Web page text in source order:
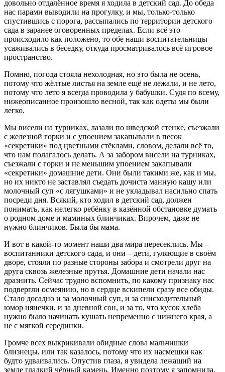
довольно отдалённое время я ходила в детский сад. До обеда
нас парами выводили на прогулку, и мы, только-только
спустившись с порога, рассыпались по территории детского
сада в заранее оговоренных пределах. Если всё это
происходило как положено, то обе наши воспитательницы
усаживались в беседку, откуда просматривалось всё игровое
пространство.
Помню, погода стояла нехолодная, но это была не осень,
потому что жёлтые листья на земле ещё не лежали, и не лето,
потому что лето я всегда проводила у бабушки. Судя по всему,
нижеописанное произошло весной, так как одеты мы были
легко.
Мы висели на турниках, лазали по шведской стенке, съезжали
с железной горки и с упоением закапывали в песок
«секретики» под цветными стёклами, словом, делали всё то,
что нам полагалось делать. А за забором висели на турниках,
съезжали с горки и не меньшим упоением закапывали
«секретики» домашние дети. Они были такими же, как и мы,
но их никто не заставлял съедать дочиста манную кашу или
молочный суп «с лягушками» и не укладывал насильно спать
посреди дня. Всякий, кто ходил в детский сад, должен
понимать, как нелегко ребёнку в казённой обстановке думать
о родном доме и маминых блинчиках. Впрочем, даже не
нужно блинчиков. Была бы мама.
И вот в какой-то момент наши два мира пересеклись. Мы –
воспитанники детского сада, и они – дети, гуляющие в своём
дворе, стояли по разные стороны забора и смотрели друг на
друга сквозь железные прутья. Домашние дети начали нас
дразнить. Сейчас трудно вспомнить, по какому признаку нас
подвергли осмеянию, но в сердце вскипели сразу все обиды.
Стало досадно и за молочный суп, и за снисходительный
юмор нянечки, и за дневной сон, и за то, что кусок хлеба
нужно было начинать кушать непременно с нижнего края, а
не с мягкой серединки.
Громче всех выкрикивали обидные слова мальчишки
близнецы, или так казалось, потому что их насмешки как
будто удваивались. Опустив глаза, я увидела лежащий на
земле гладкий чёрный камень. Именно поэтому я запомнила,